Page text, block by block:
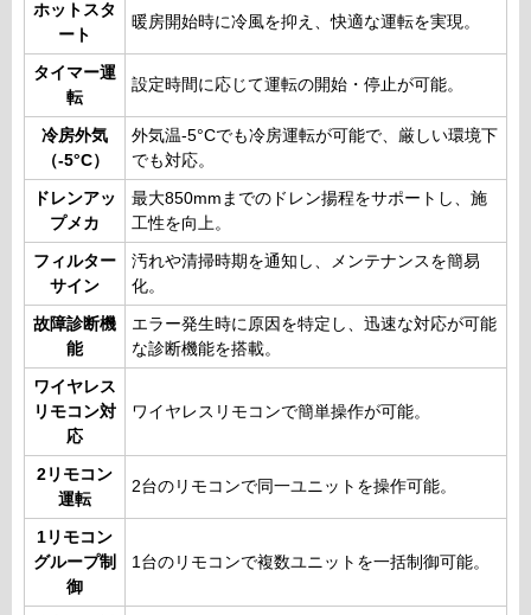
ホットスタ
ート
暖房開始時に冷風を抑え、快適な運転を実現。
タイマー運
転
設定時間に応じて運転の開始・停止が可能。
冷房外気
（-5°C）
外気温-5°Cでも冷房運転が可能で、厳しい環境下
でも対応。
ドレンアッ
プメカ
最大850mmまでのドレン揚程をサポートし、施
工性を向上。
フィルター
サイン
汚れや清掃時期を通知し、メンテナンスを簡易
化。
故障診断機
能
エラー発生時に原因を特定し、迅速な対応が可能
な診断機能を搭載。
ワイヤレス
リモコン対
応
ワイヤレスリモコンで簡単操作が可能。
2リモコン
運転
2台のリモコンで同一ユニットを操作可能。
1リモコン
グループ制
御
1台のリモコンで複数ユニットを一括制御可能。